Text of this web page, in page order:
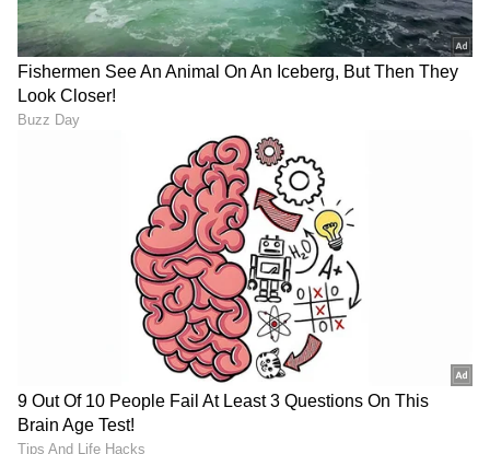
Green Saree: ಹಸಿರು ಸೀರೆಗೆ
ಯಾವ ಕಿವಿಯೋಲೆ ಬೆಸ್ಟ್? 7
ಸುಂದರ ಆಯ್ಕೆಗಳು ಇಲ್ಲಿವೆ
ತನ್ನ ಬಳಿ ₹25 ಕೋಟಿ ಆಸ್ತಿ
ಇದ್ದರೂ, ಅಪ್ಪನ ₹45 ಲಕ್ಷ ಸಾಲ
ಬಾತ್‌ರೂಂನಲ್ಲಿ ಪಾಚಿ ಕಾಟವೇ?
ಈಸಿಯಾಗಿ ಕ್ಲೀನ್ ಮಾಡೋಕೆ ಈ
ಸೂಪರ್ ಟ್ರಿಕ್ಸ್ ಟ್ರೈ ಮಾಡಿ
IRCTC ಹೊಸ ವೆಬ್‌ಸೈಟ್‌ ಬೀಟಾ
ಆವೃತ್ತಿ ರಿಲೀಸ್‌: ಕ್ಯಾಪ್ಚಾ ಕಿರಿಕಿರಿ
ಇಲ್ಲ, ಟಿಕೆಟ್ ಬುಕಿಂಗ್ ಇನ್ಮುಂದೆ
LATEST VIDEOS